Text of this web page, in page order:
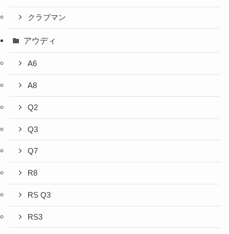
クラブマン
アウディ
A6
A8
Q2
Q3
Q7
R8
RS Q3
RS3